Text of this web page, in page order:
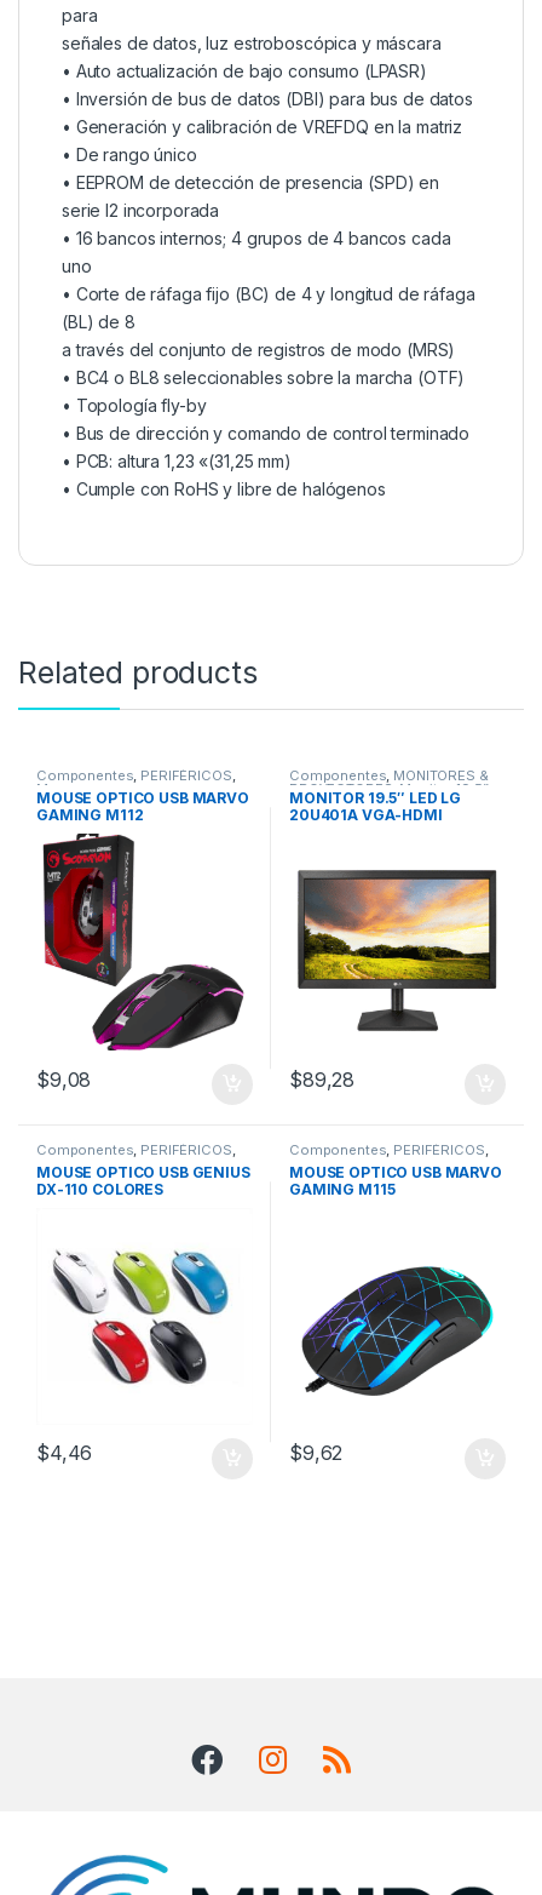
para
señales de datos, luz estroboscópica y máscara
• Auto actualización de bajo consumo (LPASR)
• Inversión de bus de datos (DBI) para bus de datos
• Generación y calibración de VREFDQ en la matriz
• De rango único
• EEPROM de detección de presencia (SPD) en
serie I2 incorporada
• 16 bancos internos; 4 grupos de 4 bancos cada
uno
• Corte de ráfaga fijo (BC) de 4 y longitud de ráfaga
(BL) de 8
a través del conjunto de registros de modo (MRS)
• BC4 o BL8 seleccionables sobre la marcha (OTF)
• Topología fly-by
• Bus de dirección y comando de control terminado
• PCB: altura 1,23 «(31,25 mm)
• Cumple con RoHS y libre de halógenos
Related products
Componentes, PERIFÉRICOS,
Mouse
MOUSE OPTICO USB MARVO
GAMING M112
$9,08
Componentes, MONITORES &
PROYECTORES,Monitor 19.5”
MONITOR 19.5″ LED LG
20U401A VGA-HDMI
$89,28
Componentes, PERIFÉRICOS,
Mouse
MOUSE OPTICO USB GENIUS
DX-110 COLORES
$4,46
Componentes, PERIFÉRICOS,
Mouse
MOUSE OPTICO USB MARVO
GAMING M115
$9,62